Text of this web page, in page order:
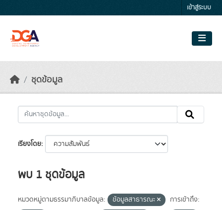
เข้าสู่ระบบ
ชุดข้อมูล
เรียงโดย
พบ 1 ชุดข้อมูล
หมวดหมู่ตามธรรมาภิบาลข้อมูล: ข้อมูลสาธารณะ
การเข้าถึง: